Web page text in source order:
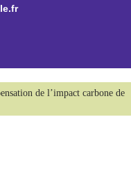
de l’impact carbone de